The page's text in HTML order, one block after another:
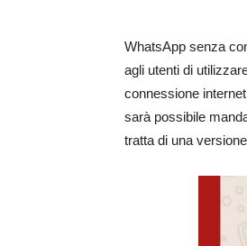
WhatsApp senza
agli utenti di
connessione
sarà possibile
tratta di una